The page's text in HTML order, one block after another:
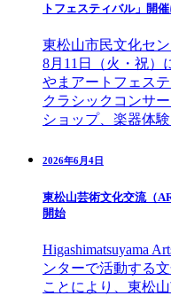
トフェスティバル」開
東松山市民文化セ
8月11日（火・祝）
やまアートフェス
クラシックコンサ
ショップ、楽器体
2026年6月4日
東松山芸術文化交流（
開始
Higashimatsuyama
ンターで活動する
ことにより、東松